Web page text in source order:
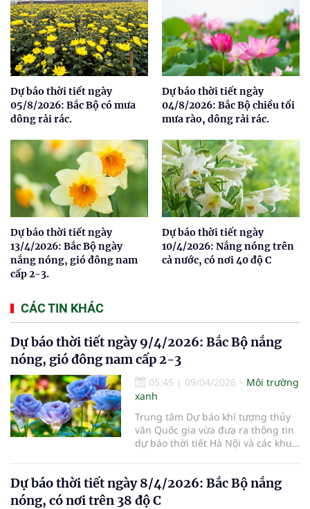
Dự báo thời tiết ngày
05/8/2026: Bắc Bộ có mưa
dông rải rác.
Dự báo thời tiết ngày
04/8/2026: Bắc Bộ chiều tối
mưa rào, dông rải rác.
Dự báo thời tiết ngày
13/4/2026: Bắc Bộ ngày
nắng nóng, gió đông nam
cấp 2-3.
Dự báo thời tiết ngày
10/4/2026: Nắng nóng trên
cả nước, có nơi 40 độ C
CÁC TIN KHÁC
Dự báo thời tiết ngày 9/4/2026: Bắc Bộ nắng
nóng, gió đông nam cấp 2-3
05:45 | 09/04/2026
Môi trường
xanh
Trung tâm Dự báo khí tượng thủy
văn Quốc gia vừa đưa ra thông tin
dự báo thời tiết Hà Nội và các khu
Dự báo thời tiết ngày 8/4/2026: Bắc Bộ nắng
nóng, có nơi trên 38 độ C